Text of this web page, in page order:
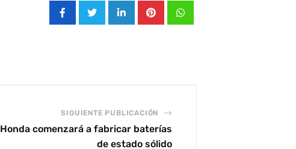
LinkedInPinterestWhatsapp
SIGUIENTE PUBLICACIÓN
Honda comenzará a fabricar baterías
de estado sólido